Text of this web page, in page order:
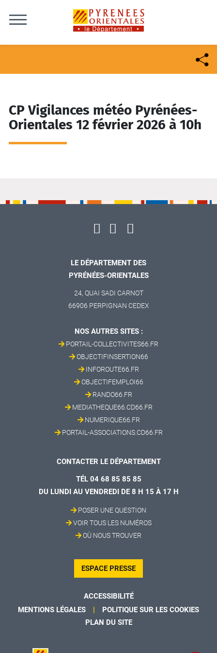
CP Vigilances météo Pyrénées-
Orientales 12 février 2026 à 10h
LE DÉPARTEMENT DES
PYRÉNÉES-ORIENTALES
24, QUAI SADI CARNOT
66906 PERPIGNAN CEDEX
NOS AUTRES SITES :
PORTAIL-COLLECTIVITES66.FR
OBJECTIFINSERTION66
INFOROUTE66.FR
OBJECTIFEMPLOI66
RANDO66.FR
MEDIATHEQUE66.CD66.FR
NUMERIQUE66.FR
PORTAIL-ASSOCIATIONS.CD66.FR
CONTACTER LE DÉPARTEMENT
TÉL 04 68 85 85 85
DU LUNDI AU VENDREDI DE 8 H 15 À 17 H
POSER UNE QUESTION
VOIR TOUS LES NUMÉROS
OÙ NOUS TROUVER
ESPACE PRESSE
ACCESSIBILITÉ
MENTIONS LÉGALES
POLITIQUE SUR LES COOKIES
PLAN DU SITE